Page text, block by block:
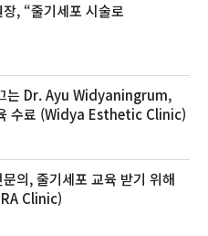
, “줄기세포 시술로
는 Dr. Ayu Widyaningrum,
수료 (Widya Esthetic Clinic)
의, 줄기세포 교육 받기 위해
Clinic)